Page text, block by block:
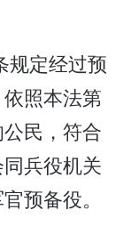
规定经过预
照本法第
民，符合
兵役机关
预备役。